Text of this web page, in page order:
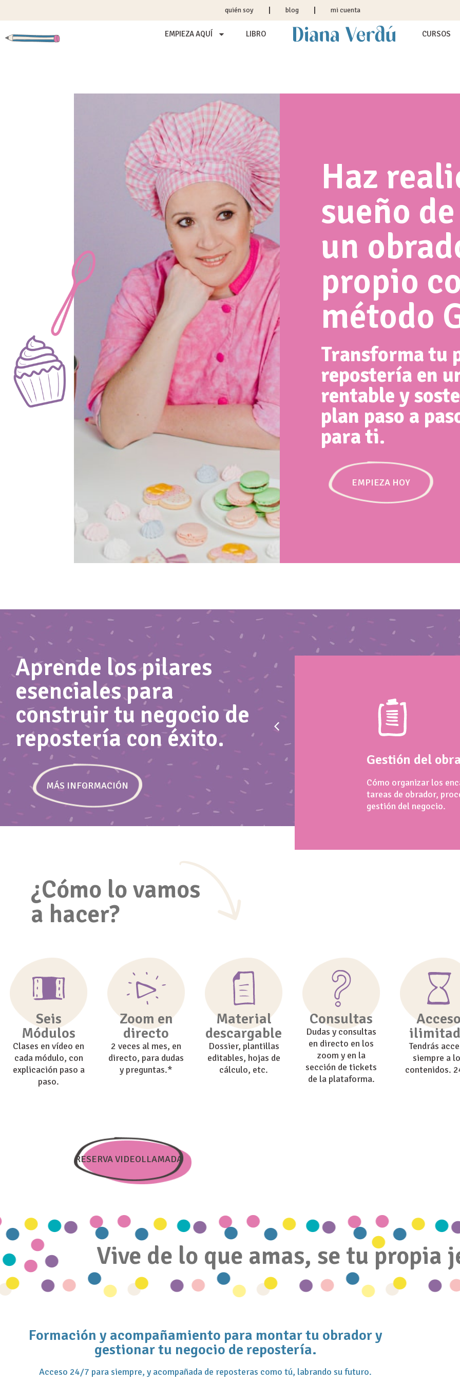
quién soy blog mi cuenta
EMPIEZA AQUÍ LIBRO CURSOS
Haz
sueño
un
propio
método
Transforma tu
repostería en
rentable y
plan paso a
para ti.
EMPIEZA HOY
Aprende los pilares
esenciales para
construir tu negocio de
repostería con éxito.
MÁS INFORMACIÓN
Marketing y
publicidad
Marketing en RRSS, blog, web y
publicidad online y ofline.
Comunicación
Cómo comunicar con el cliente.
Carta de productos y
automatizaciones.
Gestión del
Cómo organizar los
tareas de obrador,
gestión del negocio.
¿Cómo lo vamos
a hacer?
Seis
Módulos
Clases en vídeo en
cada módulo, con
explicación paso a
paso.
Zoom en
directo
2 veces al mes, en
directo, para dudas
y preguntas.*
Material
descargable
Dossier, plantillas
editables, hojas de
cálculo, etc.
Consultas
Dudas y consultas
en directo en los
zoom y en la
sección de tickets
de la plataforma.
Tendrás
siempre a
contenidos.
RESERVA VIDEOLLAMADA
Vive de lo que amas, se tu propia
Formación y acompañamiento para montar tu obrador y
gestionar tu negocio de repostería.
Acceso 24/7 para siempre, y acompañada de reposteras como tú, labrando su futuro.